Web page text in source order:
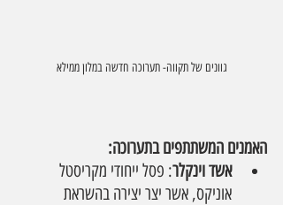
גוונים של תקווה- תערוכה חדשה במלון ממילא
האמנים המשתתפים בתערוכה:
אשד וינקלר: פסל ייחודי מקריסטל
אוניקס, אשר יצר יצירה בהשראת